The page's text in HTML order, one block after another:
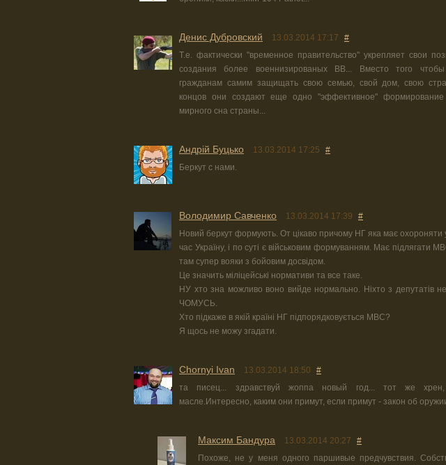
Денис Дубровский 13.03.2014 17:17 #
Т.е. фактически "временное правительство" укрепляет свои
создания более военнизированых ВВ... Вместо того чтобы
гражданам самим защищать свою семью, свой дом, свою
концов они создают еще одно "эффективное"
мирного сна страны...
Андрій Буцько 13.03.2014 17:25 #
Беркут с нами.
Володимир Савченко 13.03.2014 17:39 #
Новий беркут формують. От цікаво причому НГ яка має охороняти
час Україну, і по суті є військовим формуванням. Має підлягати
там супер вояки з бойовим досвідом.
Це значить міліцейські нормативи та все таке.
НУ хто зна можливо воно вийде нормально. Ніхто з депутатів
ЧОМУСЬ.
Хто підкаже в якій країні НГ підпорядковується МВС?
Я щось не можу згадати.
Chornyi Ivan 13.03.2014 18:50 #
та писец... здравствуй жоппа новый год... тот же
масле.Интересно, каким они примут, если примут - закон об
Максим Бандура 13.03.2014 20:27 #
Похоже, не у меня одного паршивые предчувствия.